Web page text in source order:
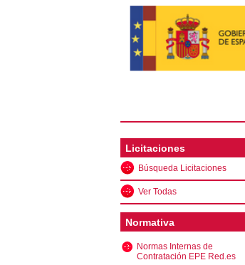
Licitaciones
Búsqueda Licitaciones
Ver Todas
Normativa
Normas Internas de
Contratación EPE Red.es